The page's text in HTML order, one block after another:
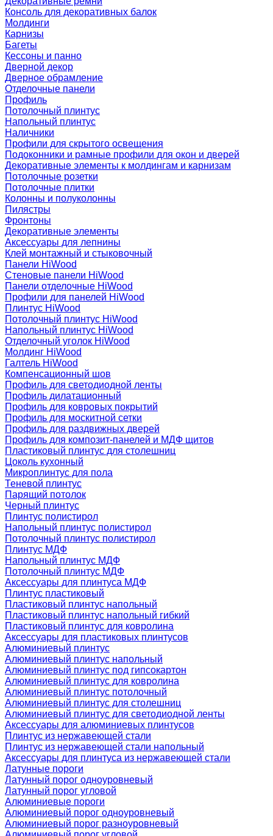
Консоль для декоративных балок
Молдинги
Карнизы
Багеты
Кессоны и панно
Дверной декор
Дверное обрамление
Отделочные панели
Профиль
Потолочный плинтус
Напольный плинтус
Наличники
Профили для скрытого освещения
Подоконники и рамные профили для окон и дверей
Декоративные элементы к молдингам и карнизам
Потолочные розетки
Потолочные плитки
Колонны и полуколонны
Пилястры
Фронтоны
Декоративные элементы
Аксессуары для лепнины
Клей монтажный и стыковочный
Панели HiWood
Стеновые панели HiWood
Панели отделочные HiWood
Профили для панелей HiWood
Плинтус HiWood
Потолочный плинтус HiWood
Напольный плинтус HiWood
Отделочный уголок HiWood
Молдинг HiWood
Галтель HiWood
Компенсационный шов
Профиль для светодиодной ленты
Профиль дилатационный
Профиль для ковровых покрытий
Профиль для москитной сетки
Профиль для раздвижных дверей
Профиль для композит-панелей и МДФ щитов
Пластиковый плинтус для столешниц
Цоколь кухонный
Микроплинтус для пола
Теневой плинтус
Парящий потолок
Черный плинтус
Плинтус полистирол
Напольный плинтус полистирол
Потолочный плинтус полистирол
Плинтус МДФ
Напольный плинтус МДФ
Потолочный плинтус МДФ
Аксессуары для плинтуса МДФ
Плинтус пластиковый
Пластиковый плинтус напольный
Пластиковый плинтус напольный гибкий
Пластиковый плинтус для ковролина
Аксессуары для пластиковых плинтусов
Алюминиевый плинтус
Алюминиевый плинтус напольный
Алюминиевый плинтус под гипсокартон
Алюминиевый плинтус для ковролина
Алюминиевый плинтус потолочный
Алюминиевый плинтус для столешниц
Алюминиевый плинтус для светодиодной ленты
Аксессуары для алюминиевых плинтусов
Плинтус из нержавеющей стали
Плинтус из нержавеющей стали напольный
Аксессуары для плинтуса из нержавеющей стали
Латунные пороги
Латунный порог одноуровневый
Латунный порог угловой
Алюминиевые пороги
Алюминиевый порог одноуровневый
Алюминиевый порог разноуровневый